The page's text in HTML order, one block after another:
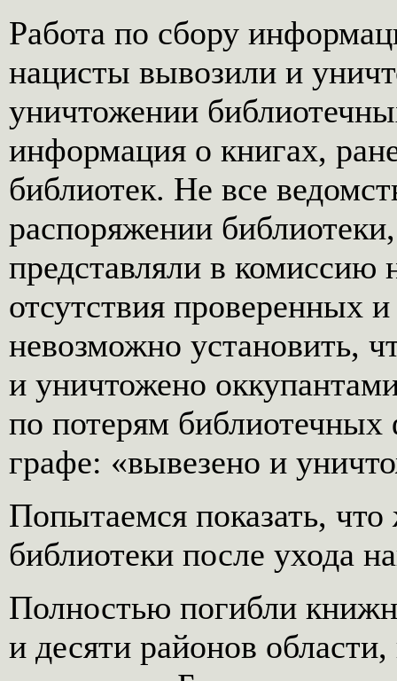
Работа по сбору
нацисты вывозили и
уничтожении
информация о книгах,
библиотек. Не все
распоряжении
представляли в
отсутствия проверенных
невозможно установить,
и уничтожено
по потерям библиотечных
графе: «вывезено и
Попытаемся показать,
библиотеки после ухода
Полностью погибли
и десяти районов